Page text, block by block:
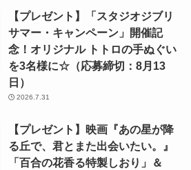
【プレゼント】「スタジオジブリ
サマー・キャンペーン」開催記
念！オリジナル トトロの手ぬぐい
を3名様に☆（応募締切：8月13
日）
2026.7.31
【プレゼント】映画『あの星が降
る丘で、君とまた出会いたい。』
「百合の花香る特製しおり」＆